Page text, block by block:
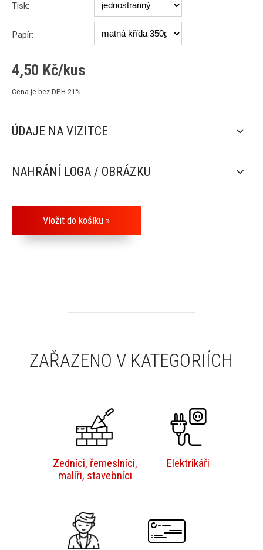
Tisk:
Papír:
4,50 Kč/kus
Cena je bez DPH 21%
ÚDAJE NA VIZITCE
NAHRÁNÍ LOGA / OBRÁZKU
ZAŘAZENO V KATEGORIÍCH
Zedníci, řemeslníci,
malíři, stavebníci
Elektrikáři